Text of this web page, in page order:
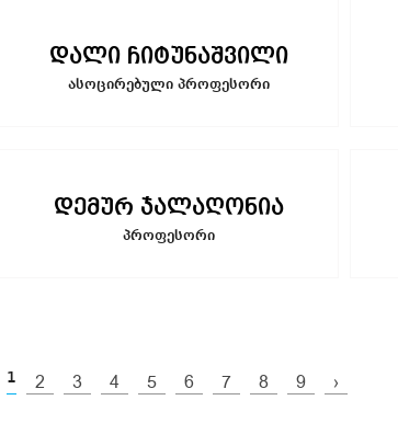
დალი ჩიტუნაშვილი
ასოცირებული პროფესორი
დემურ ჯალაღონია
პროფესორი
1 2 3 4 5 6 7 8 9 ›